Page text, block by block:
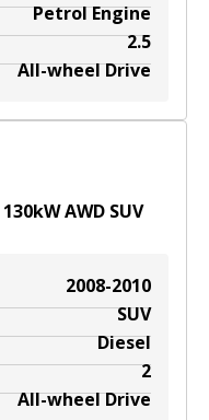
Petrol Engine
2.5
All-wheel Drive
130kWAWD SUV
2008-2010
SUV
Diesel
2
All-wheel Drive